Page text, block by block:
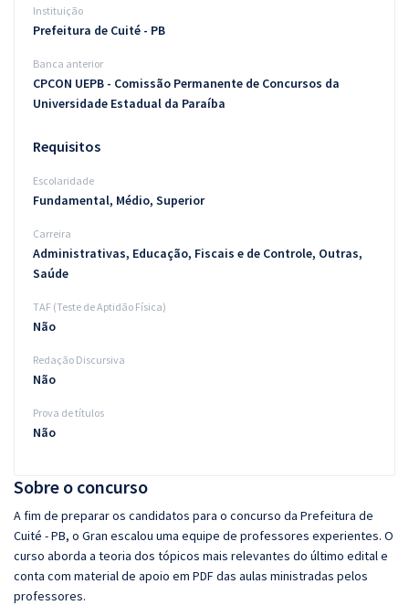
Blog
Aprovados
Sobre o concurso
A fim de preparar os candidatos para o concurso da Prefeitura de
Cuité - PB, o Gran escalou uma equipe de professores experientes. O
curso aborda a teoria dos tópicos mais relevantes do último edital e
conta com material de apoio em PDF das aulas ministradas pelos
professores.
Instituição
Prefeitura de Cuité - PB
Banca anterior
CPCON UEPB - Comissão Permanente de Concursos da
Universidade Estadual da Paraíba
Requisitos
Escolaridade
Fundamental, Médio, Superior
Carreira
Administrativas, Educação, Fiscais e de Controle, Outras,
Saúde
TAF (Teste de Aptidão Física)
Não
Redação Discursiva
Não
Prova de títulos
Não